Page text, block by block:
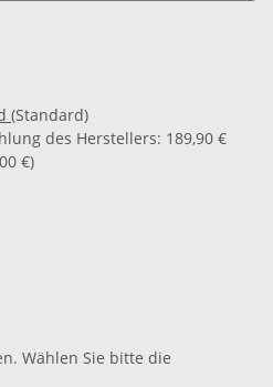
(Standard)
des Herstellers: 189,90 €
€)
Wählen Sie bitte die